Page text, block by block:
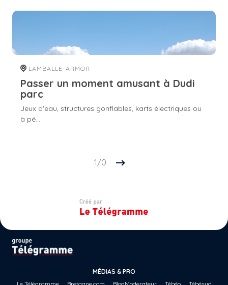
LAMBALLE-ARMOR
Passer un moment amusant à Dudi
parc
Jeux d'eau, structures gonflables, karts électriques ou
à pé...
1/0
MÉDIAS & PRO